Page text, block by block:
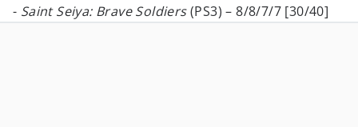
- Saint Seiya: Brave Soldiers(PS3) – 8/8/7/7 [30/40]